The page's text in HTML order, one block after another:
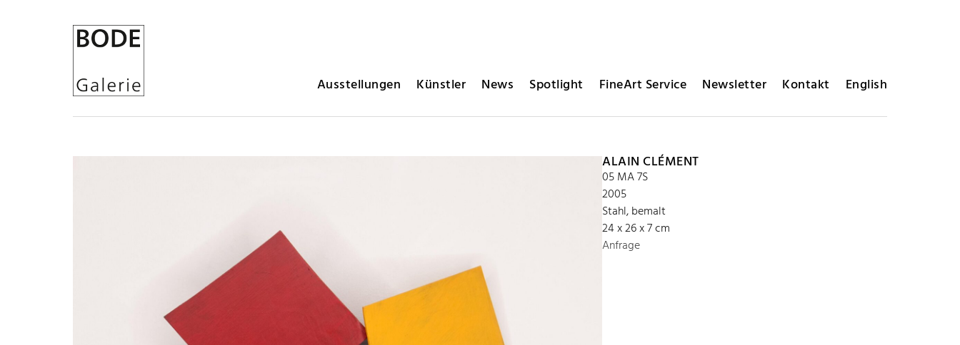
Ausstellungen Künstler News Spotlight FineArt Service Newsletter Kontakt English
ALAIN CLÉMENT
05 MA 7S
2005
Stahl, bemalt
24 x 26 x 7 cm
Anfrage